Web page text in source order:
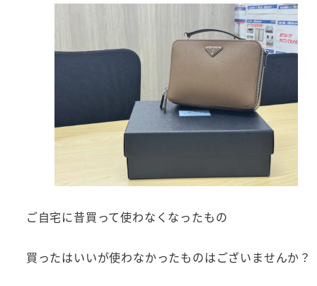
ご自宅に昔買って使わなくなったもの
買ったはいいが使わなかったものはございませんか？